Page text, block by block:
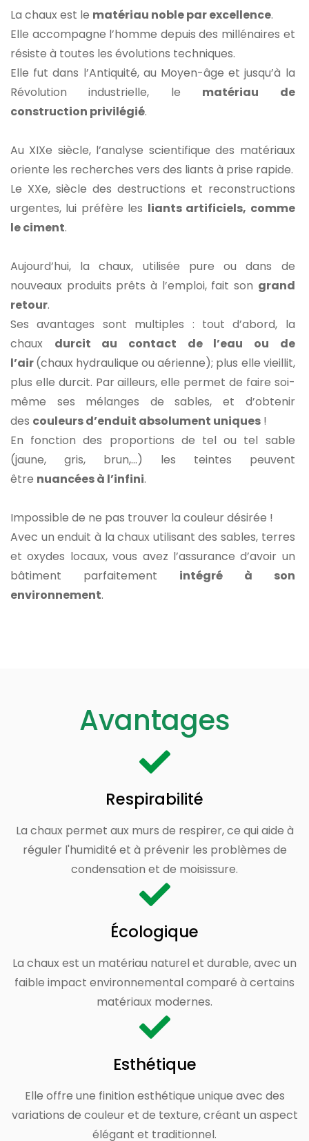
La chaux est le matériau noble par excellence.
Elle accompagne l’homme depuis des millénaires et
résiste à toutes les évolutions techniques.
Elle fut dans l’Antiquité, au Moyen-âge et jusqu’à la
Révolution industrielle, le matériau de
construction privilégié.
Au XIXe siècle, l’analyse scientifique des matériaux
oriente les recherches vers des liants à prise rapide.
Le XXe, siècle des destructions et reconstructions
urgentes, lui préfère les liants artificiels, comme
le ciment.
Aujourd’hui, la chaux, utilisée pure ou dans de
nouveaux produits prêts à l’emploi, fait son grand
retour.
Ses avantages sont multiples : tout d’abord, la
chaux durcit au contact de l’eau ou de
l’air(chaux hydraulique ou aérienne); plus elle vieillit,
plus elle durcit. Par ailleurs, elle permet de faire soi-
même ses mélanges de sables, et d’obtenir
des couleurs d’enduit absolument uniques !
En fonction des proportions de tel ou tel sable
(jaune, gris, brun,…) les teintes peuvent
être nuancées à l’infini.
Impossible de ne pas trouver la couleur désirée !
Avec un enduit à la chaux utilisant des sables, terres
et oxydes locaux, vous avez l’assurance d’avoir un
bâtiment parfaitement intégré à son
environnement.
Avantages
Respirabilité
La chaux permet aux murs de respirer, ce qui aide à
réguler l'humidité et à prévenir les problèmes de
condensation et de moisissure.
Écologique
La chaux est un matériau naturel et durable, avec un
faible impact environnemental comparé à certains
matériaux modernes.
Esthétique
Elle offre une finition esthétique unique avec des
variations de couleur et de texture, créant un aspect
élégant et traditionnel.